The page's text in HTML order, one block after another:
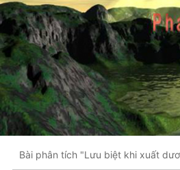
Bài phân tích "Lưu biệt khi xuất